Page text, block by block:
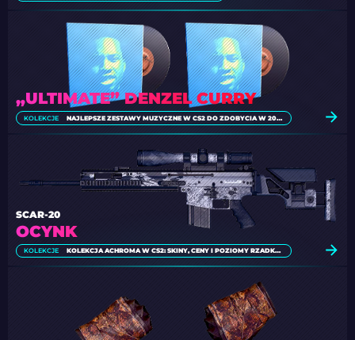
„ULTIMATE” DENZEL CURRY
KOLEKCJE NAJLEPSZE ZESTAWY MUZYCZNE W CS2 DO ZDOBYCIA W 2026 ROKU
OCYNK
SCAR-20
KOLEKCJE KOLEKCJA ACHROMA W CS2: SKINY, CENY I POZIOMY RZADKOŚCI